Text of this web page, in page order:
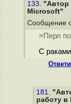
133. "Автор
Microsoft"
Сообщение
>Перл
С
181.
работу